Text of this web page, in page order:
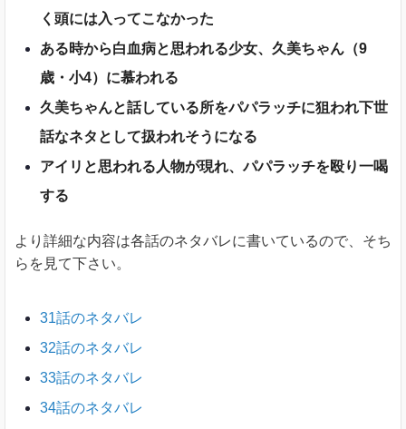
く頭には入ってこなかった
ある時から白血病と思われる少女、久美ちゃん（9
歳・小4）に慕われる
久美ちゃんと話している所をパパラッチに狙われ下世
話なネタとして扱われそうになる
アイリと思われる人物が現れ、パパラッチを殴り一喝
する
より詳細な内容は各話のネタバレに書いているので、そち
らを見て下さい。
31話のネタバレ
32話のネタバレ
33話のネタバレ
34話のネタバレ